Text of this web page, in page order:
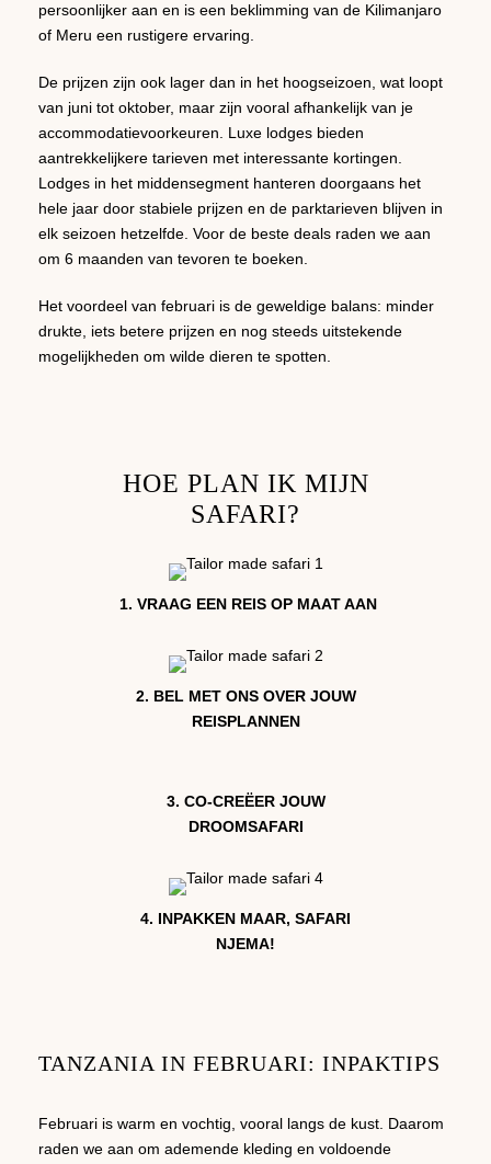
persoonlijker aan en is een beklimming van de Kilimanjaro
of Meru een rustigere ervaring.
De prijzen zijn ook lager dan in het hoogseizoen, wat loopt
van juni tot oktober, maar zijn vooral afhankelijk van je
accommodatievoorkeuren. Luxe lodges bieden
aantrekkelijkere tarieven met interessante kortingen.
Lodges in het middensegment hanteren doorgaans het
hele jaar door stabiele prijzen en de parktarieven blijven in
elk seizoen hetzelfde. Voor de beste deals raden we aan
om 6 maanden van tevoren te boeken.
Het voordeel van februari is de geweldige balans: minder
drukte, iets betere prijzen en nog steeds uitstekende
mogelijkheden om wilde dieren te spotten.
HOE PLAN IK MIJN
SAFARI?
1. VRAAG EEN REIS OP MAAT AAN
2. BEL MET ONS OVER JOUW
REISPLANNEN
3. CO-CREËER JOUW
DROOMSAFARI
4. INPAKKEN MAAR, SAFARI
NJEMA!
TANZANIA IN FEBRUARI: INPAKTIPS
Februari is warm en vochtig, vooral langs de kust. Daarom
raden we aan om ademende kleding en voldoende